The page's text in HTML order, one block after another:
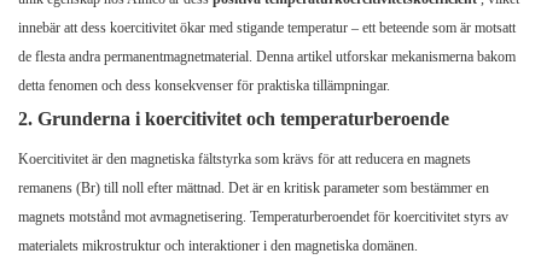
innebär att dess koercitivitet ökar med stigande temperatur – ett beteende som är motsatt
de flesta andra permanentmagnetmaterial. Denna artikel utforskar mekanismerna bakom
detta fenomen och dess konsekvenser för praktiska tillämpningar.
2. Grunderna i koercitivitet och temperaturberoende
Koercitivitet är den magnetiska fältstyrka som krävs för att reducera en magnets
remanens (Br) till noll efter mättnad. Det är en kritisk parameter som bestämmer en
magnets motstånd mot avmagnetisering. Temperaturberoendet för koercitivitet styrs av
materialets mikrostruktur och interaktioner i den magnetiska domänen.